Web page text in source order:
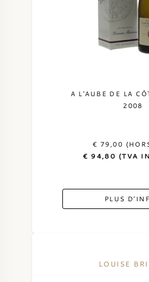
A L'AUBE DE LA
2008
€ 79,00
€ 94,80 (TVA
PLUS
LOUISE